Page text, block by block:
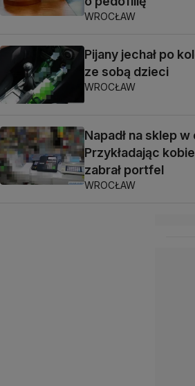
WROCŁAW
Pijany jechał po
ze sobą dzieci
WROCŁAW
Napadł na sklep
Przykładając
zabrał portfel
WROCŁAW